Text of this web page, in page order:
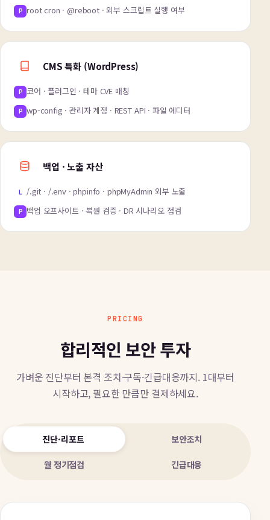
P root cron · @reboot · 외부 스크립트 실행 여부
CMS 특화 (WordPress)
P 코어 · 플러그인 · 테마 CVE 매칭
P wp-config · 관리자 계정 · REST API · 파일 에디터
백업 · 노출 자산
L /.git · /.env · phpinfo · phpMyAdmin 외부 노출
P 백업 오프사이트 · 복원 검증 · DR 시나리오 점검
PRICING
합리적인 보안 투자
가벼운 진단부터 본격 조치·구독·긴급대응까지. 1대부터
시작하고, 필요한 만큼만 결제하세요.
진단·리포트 보안조치
월 정기점검 긴급대응